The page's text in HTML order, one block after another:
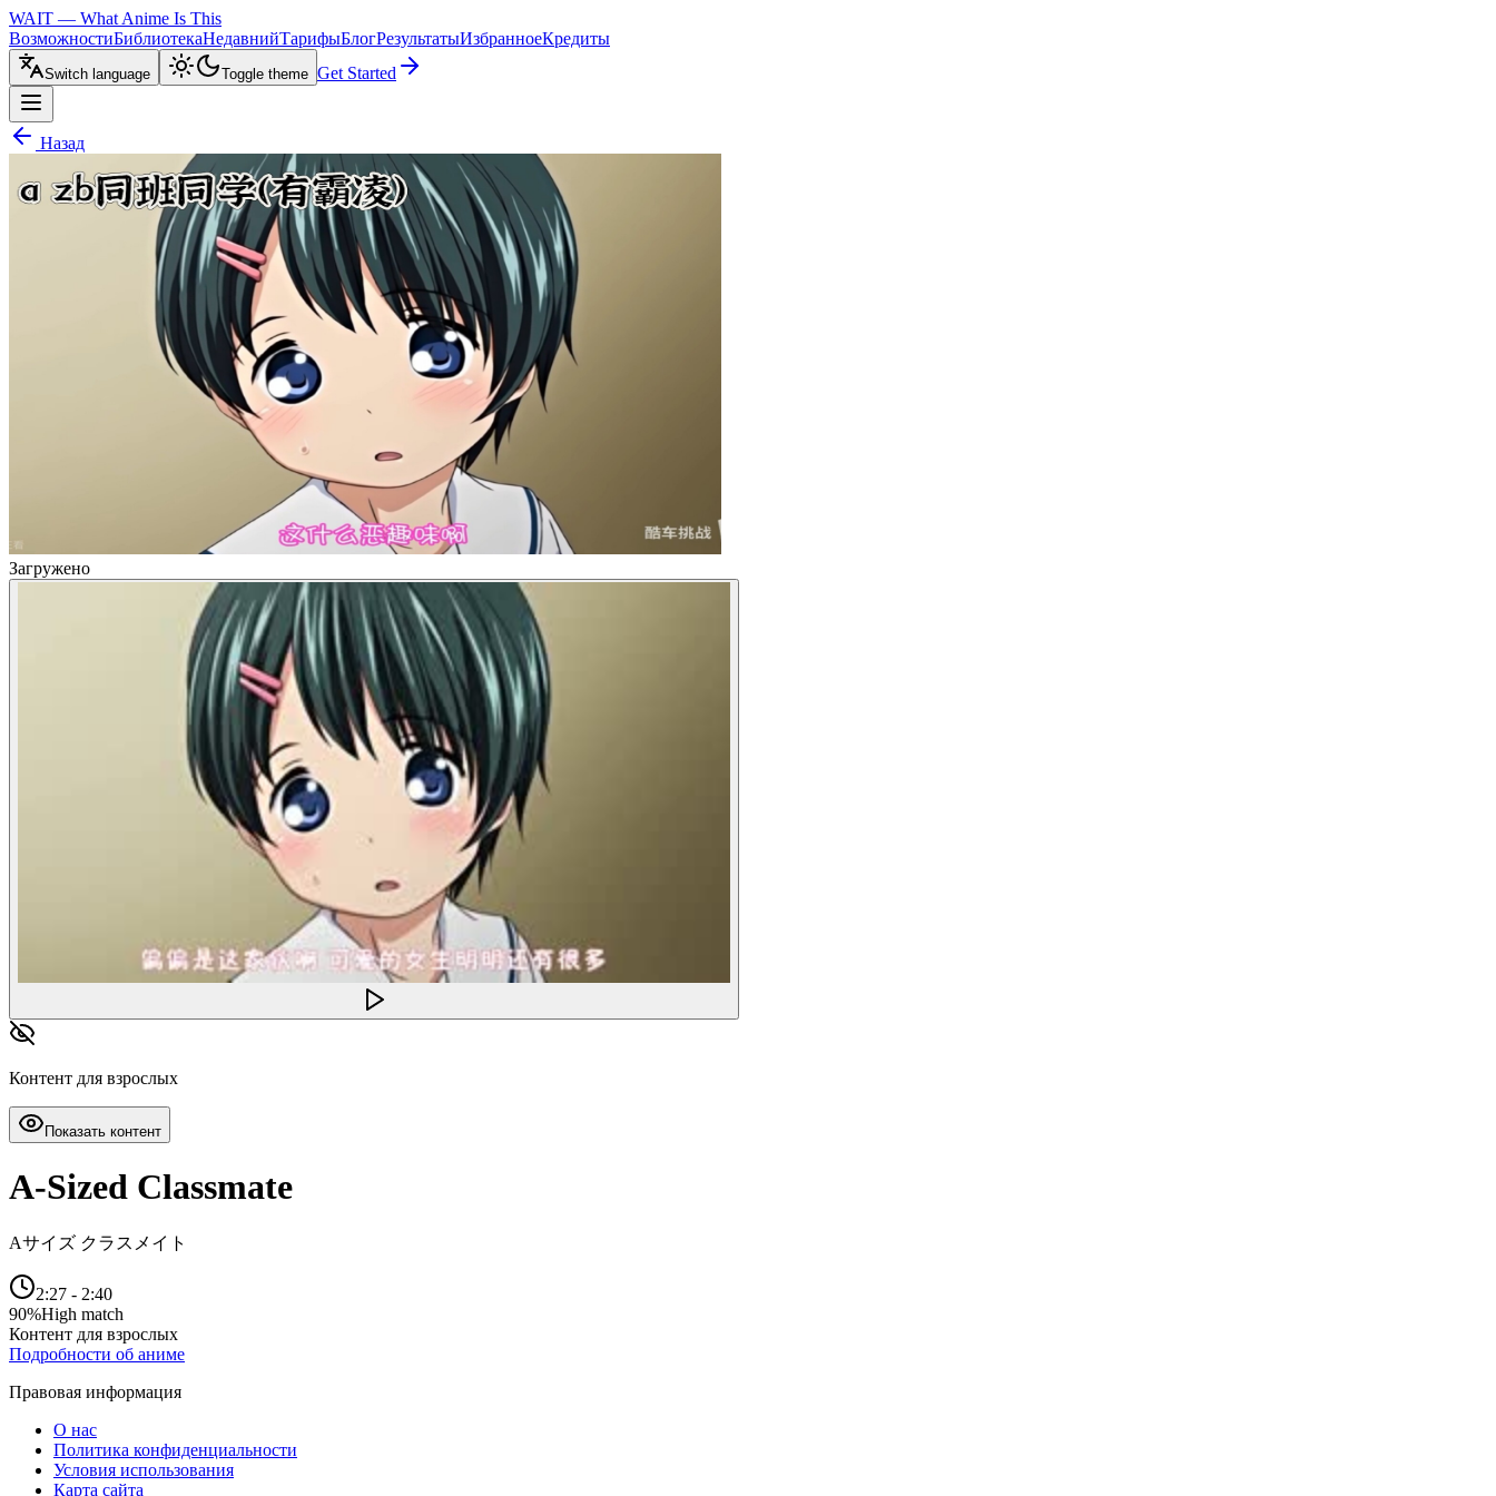
WAIT — What Anime Is This
ВозможностиБиблиотекаНедавнийТарифыБлогРезультатыИзбранноеКредиты
Switch language Toggle theme Get Started
Назад
Загружено
Контент для взрослых
Показать контент
A-Sized Classmate
Aサイズ クラスメイト
2:27 - 2:40
90%High match
Контент для взрослых
Подробности об аниме
Правовая информация
О нас
Политика конфиденциальности
Условия использования
Карта сайта